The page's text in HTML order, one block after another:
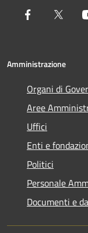
Facebook
Amministrazione
Organi di
Aree
Uffici
Enti e
Politici
Personale
Documenti e